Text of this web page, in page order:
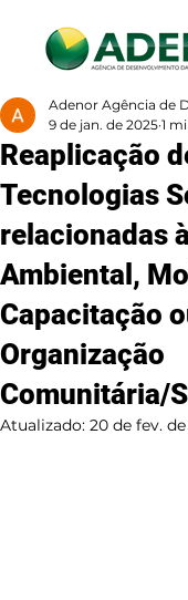
Reaplicação
Tecnologias
relacionadas
Ambiental,
Capacitação
Organização
Comunitária/
Adenor Agência de
9 de jan. de 2025 1
Atualizado: 20 de fev.